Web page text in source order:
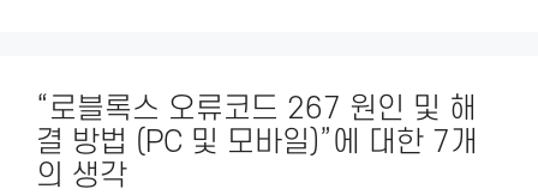
“로블록스 오류코드 267 원인 및 해
결 방법 (PC 및 모바일)”에 대한 7개
의 생각